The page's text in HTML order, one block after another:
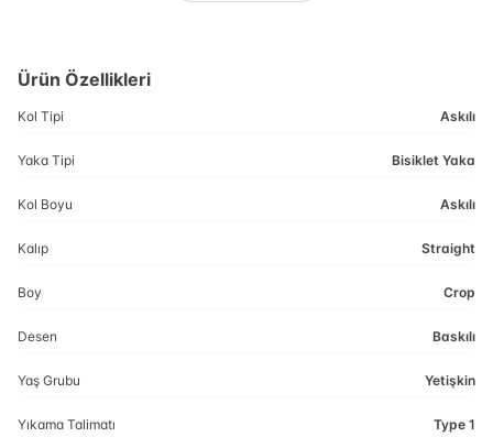
Ürün Özellikleri
Kol Tipi Askılı
Yaka Tipi Bisiklet Yaka
Kol Boyu Askılı
Kalıp Straight
Boy Crop
Desen Baskılı
Yaş Grubu Yetişkin
Yıkama Talimatı Type 1